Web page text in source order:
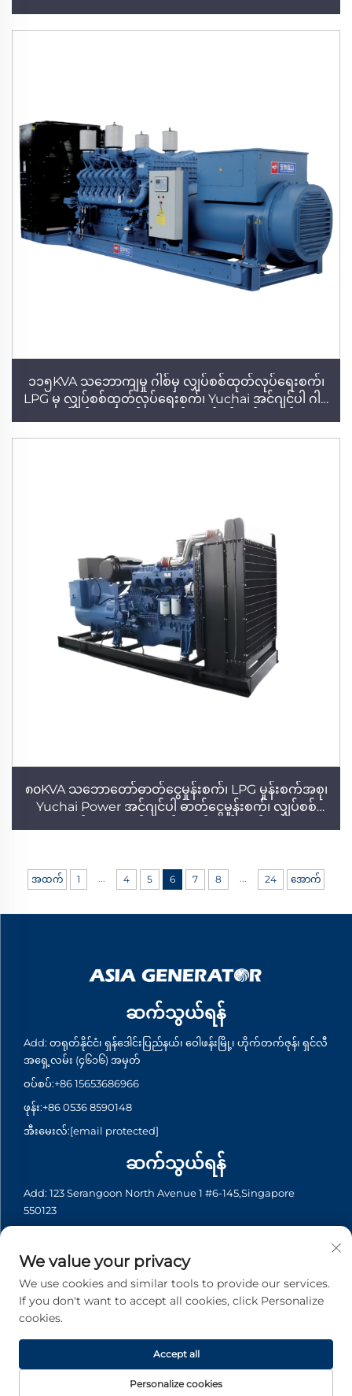
၁၁၅KVA သဘောကျမှု ဂါစ်မှ လျှပ်စစ်ထုတ်လုပ်ရေးစက်၊
LPG မှ လျှပ်စစ်ထုတ်လုပ်ရေးစက်၊ Yuchai အင်ဂျင်ပါ ဂါစ်
၈၀KVA သဘောတော်ဓာတ်ငွေမှုန်းစက်၊ LPG မှုန်းစက်အစု၊
Yuchai Power အင်ဂျင်ပါ ဓာတ်ငွေမှုန်းစက်၊ လျှပ်စစ်
အထက် 1 4 5 6 7 8 24 အောက်
ဆက်သွယ်ရန်
Add: တရုတ်နိုင်ငံ၊ ရှန်ဒေါင်းပြည်နယ်၊ ဝေါဖန်းမြို့၊ ဟိုက်တက်ဇုန်၊ ရှင်လီ
အရှေ့လမ်း (၄၆၁၆) အမှတ်
ဝပ်စပ်:+86 15653686966
ဖုန်း:+86 0536 8590148
အီးမေးလ်:[email protected]
ဆက်သွယ်ရန်
Add: 123 Serangoon North Avenue 1 #6-145,Singapore
550123
ဖုန်း:+65 6935 2033
အီးမေးလ်:[email protected]
မူပိုင်ခွင့် © 2026 Asia Generator Co., Ltd. မှပိုင်ဆိုင်ပါသည်။ မူပိုင်ခွင့်
အားလုံးကိုထားရှိပါသည်။ -
We value your privacy
We use cookies and similar tools to provide our services.
If you don't want to accept all cookies, click Personalize
cookies.
Personalize cookies
Accept all